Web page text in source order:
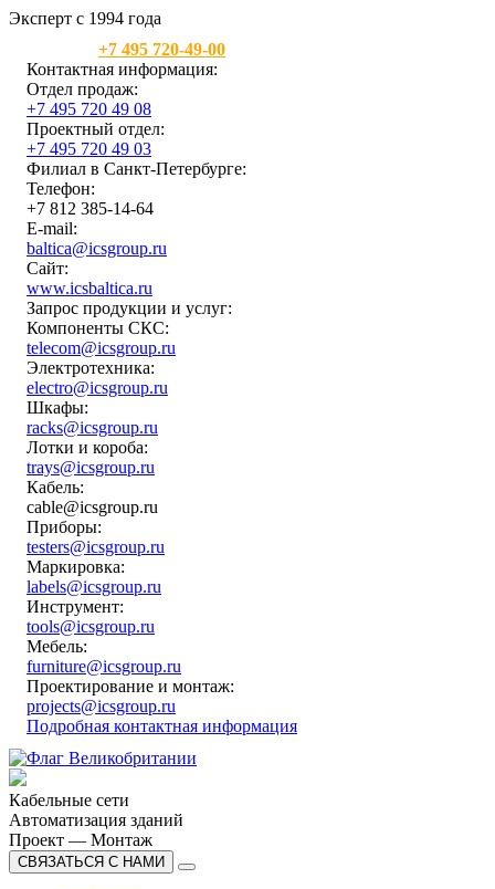
Эксперт с 1994 года
+7 495 720-49-00
Контактная информация:
Отдел продаж:
+7 495 720 49 08
Проектный отдел:
+7 495 720 49 03
Филиал в Санкт-Петербурге:
Телефон:
+7 812 385-14-64
E-mail:
baltica@icsgroup.ru
Сайт:
www.icsbaltica.ru
Запрос продукции и услуг:
Компоненты СКС:
telecom@icsgroup.ru
Электротехника:
electro@icsgroup.ru
Шкафы:
racks@icsgroup.ru
Лотки и короба:
trays@icsgroup.ru
Кабель:
cable@icsgroup.ru
Приборы:
testers@icsgroup.ru
Маркировка:
labels@icsgroup.ru
Инструмент:
tools@icsgroup.ru
Мебель:
furniture@icsgroup.ru
Проектирование и монтаж:
projects@icsgroup.ru
Подробная контактная информация
Кабельные сети
Автоматизация зданий
Проект — Монтаж
СВЯЗАТЬСЯ С НАМИ